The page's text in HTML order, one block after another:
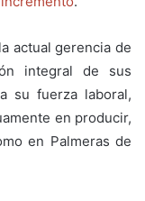
actual gerencia de
integral de sus
su fuerza laboral,
en producir,
en Palmeras de